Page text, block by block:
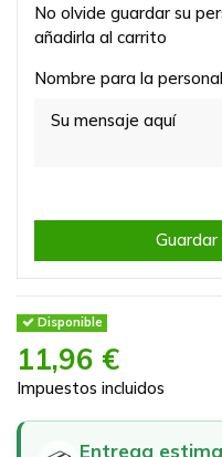
No olvide guardar su
añadirla al carrito
Nombre para la
Guardar
Disponible
11,96 €
Impuestos incluidos
Entrega